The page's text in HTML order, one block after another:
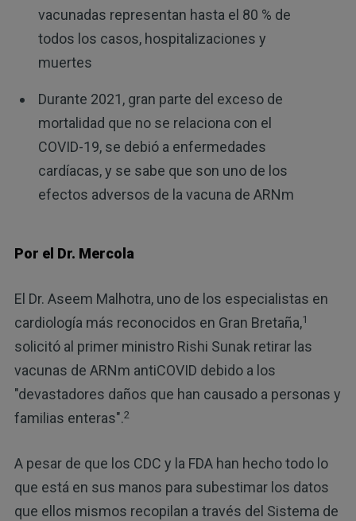
vacunadas representan hasta el 80 % de
todos los casos, hospitalizaciones y
muertes
Durante 2021, gran parte del exceso de
mortalidad que no se relaciona con el
COVID-19, se debió a enfermedades
cardíacas, y se sabe que son uno de los
efectos adversos de la vacuna de ARNm
Por el Dr. Mercola
El Dr. Aseem Malhotra, uno de los especialistas en
cardiología más reconocidos en Gran Bretaña,1
solicitó al primer ministro Rishi Sunak retirar las
vacunas de ARNm antiCOVID debido a los
"devastadores daños que han causado a personas y
familias enteras".2
A pesar de que los CDC y la FDA han hecho todo lo
que está en sus manos para subestimar los datos
que ellos mismos recopilan a través del Sistema de